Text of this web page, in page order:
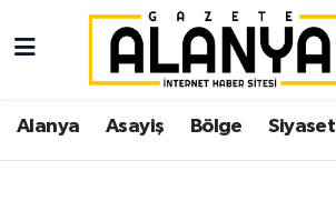
Alanya Asayiş Bölge Siyaset
Alanya
Asayiş
İstanbul Nöbetçi Eczaneler
İstanbul Hava Durumu